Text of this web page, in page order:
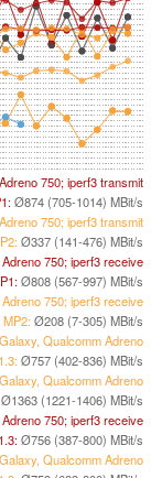
750; iperf3 transmit
Ø874 (705-1014) MBit/s
750; iperf3 transmit
Ø337 (141-476) MBit/s
750; iperf3 receive
Ø808 (567-997) MBit/s
750; iperf3 receive
Ø208 (7-305) MBit/s
Qualcomm Adreno
Ø757 (402-836) MBit/s
Qualcomm Adreno
Ø1363 (1221-1406) MBit/s
750; iperf3 receive
Ø756 (387-800) MBit/s
Qualcomm Adreno